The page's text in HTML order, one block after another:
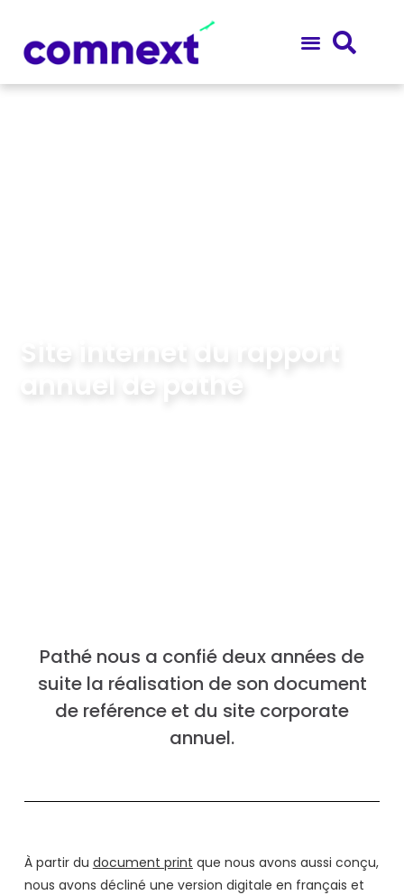
Site internet du rapport
annuel de pathé
Pathé nous a confié deux années de
suite la réalisation de son document
de reférence et du site corporate
annuel.
À partir du document print que nous avons aussi conçu,
nous avons décliné une version digitale en français et